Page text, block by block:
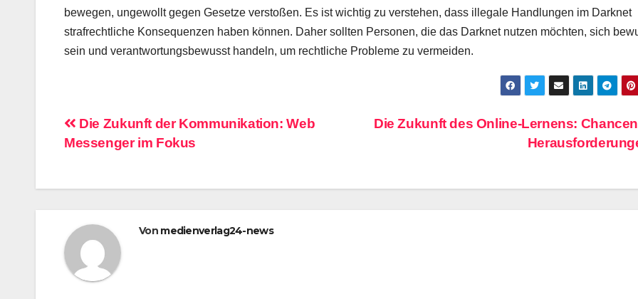
bewegen, ungewollt gegen Gesetze verstoßen. Es ist wichtig zu verstehen, dass illegale Handlungen im Darknet
strafrechtliche Konsequenzen haben können. Daher sollten Personen, die das Darknet nutzen möchten, sich
sein und verantwortungsbewusst handeln, um rechtliche Probleme zu vermeiden.
Beitragsnavigation
Die Zukunft des Online-Lernens:
Die Zukunft der Kommunikation: Web
Messenger im Fokus
Von medienverlag24-news